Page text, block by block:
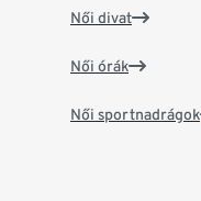
Női divat
Női órák
Női sportnadrágok